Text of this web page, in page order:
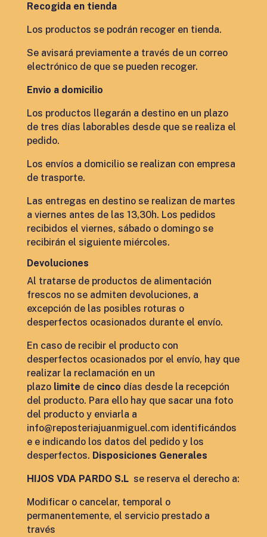
Recogida en tienda
Los productos se podrán recoger en tienda.
Se avisará previamente a través de un correo
electrónico de que se pueden recoger.
Envio a domicilio
Los productos llegarán a destino en un plazo
de tres días laborables desde que se realiza el
pedido.
Los envíos a domicilio se realizan con empresa
de trasporte.
Las entregas en destino se realizan de martes
a viernes antes de las 13,30h. Los pedidos
recibidos el viernes, sábado o domingo se
recibirán el siguiente miércoles.
Devoluciones
Al tratarse de productos de alimentación
frescos no se admiten devoluciones, a
excepción de las posibles roturas o
desperfectos ocasionados durante el envío.
En caso de recibir el producto con
desperfectos ocasionados por el envío, hay que
realizar la reclamación en un
plazo limite de cinco días desde la recepción
del producto. Para ello hay que sacar una foto
del producto y enviarla a
info@reposteriajuanmiguel.com identificándos
e e indicando los datos del pedido y los
desperfectos. Disposiciones Generales
HIJOS VDA PARDO S.Lse reserva el derecho a:
Modificar o cancelar, temporal o
permanentemente, el servicio prestado a
través